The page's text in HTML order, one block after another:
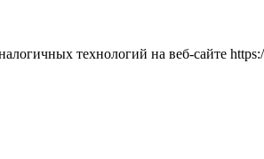
технологий на веб-сайте